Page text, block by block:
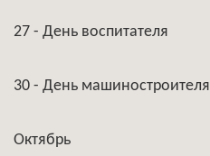
27 - День воспитателя
30 - День машиностроителя
Октябрь